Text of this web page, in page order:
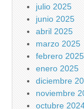
julio 2025
junio 2025
abril 2025
marzo 2025
febrero 2025
enero 2025
diciembre
noviembre
octubre